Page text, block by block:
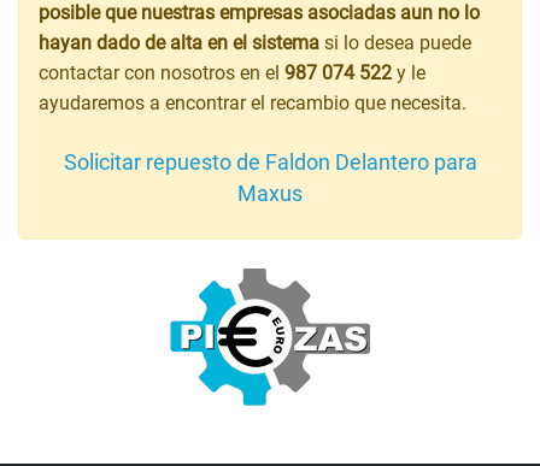
posible que nuestras empresas asociadas aun no lo
hayan dado de alta en el sistema si lo desea puede
contactar con nosotros en el 987 074 522 y le
ayudaremos a encontrar el recambio que necesita.
Solicitar repuesto de Faldon Delantero para
Maxus